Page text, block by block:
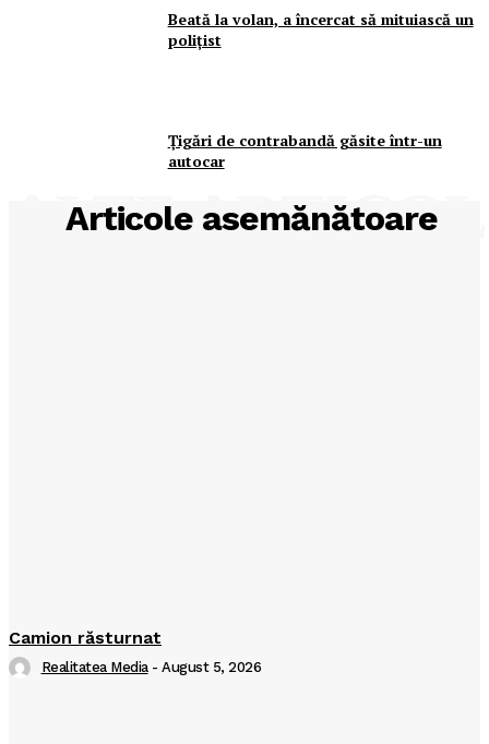
Beată la volan, a încercat să mituiască un
poliţist
Ţigări de contrabandă găsite într-un
autocar
Articole asemănătoare
ALTE
Camion răsturnat
Realitatea Media - August 5, 2026